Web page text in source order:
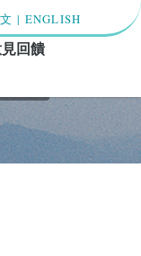
| ENGLISH
回饋